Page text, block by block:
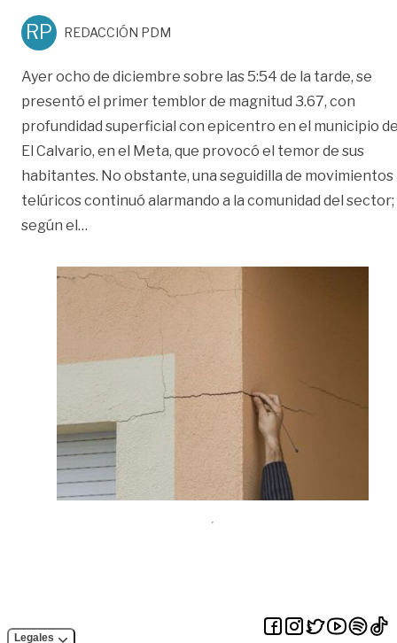
RP REDACCIÓN PDM
Ayer ocho de diciembre sobre las 5:54 de la tarde, se
presentó el primer temblor de magnitud 3.67, con
profundidad superficial con epicentro en el municipio
El Calvario, en el Meta, que provocó el temor de sus
habitantes. No obstante, una seguidilla de movimientos
telúricos continuó alarmando a la comunidad del sector;
según el…
Legales